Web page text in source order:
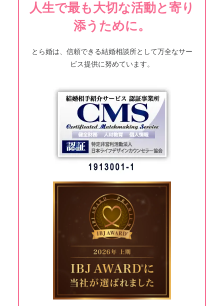
人生で最も大切な活動と寄り
添うために。
とら婚は、信頼できる結婚相談所として万全なサー
ビス提供に努めています。